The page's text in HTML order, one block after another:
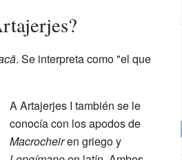
. Se interpreta como "el que
A Artajerjes I también se le
conocía con los apodos de
Macrocheiren griego y